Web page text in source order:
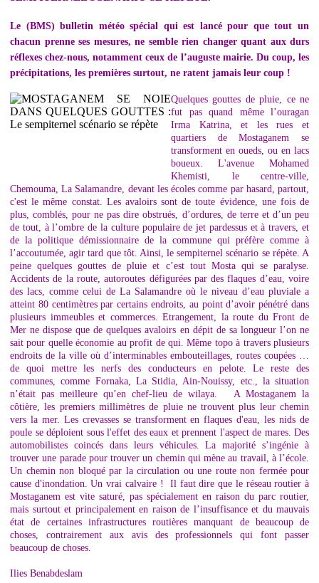
Le (BMS) bulletin météo spécial qui est lancé pour que tout un
chacun prenne ses mesures, ne semble rien changer quant aux durs
réflexes chez-nous, notamment ceux de l’auguste mairie. Du coup, les
précipitations, les premières surtout, ne ratent jamais leur coup !
Quelques gouttes de pluie, ce ne
fut pas quand même l’ouragan
Irma Katrina, et les rues et
quartiers de Mostaganem se
transforment en oueds, ou en lacs
boueux. L'avenue Mohamed
Khemisti, le centre-ville,
Chemouma, La Salamandre, devant les écoles comme par hasard, partout,
c'est le même constat. Les avaloirs sont de toute évidence, une fois de
plus, comblés, pour ne pas dire obstrués, d’ordures, de terre et d’un peu
de tout, à l’ombre de la culture populaire de jet pardessus et à travers, et
de la politique démissionnaire de la commune qui préfère comme à
l’accoutumée, agir tard que tôt. Ainsi, le sempiternel scénario se répète. A
peine quelques gouttes de pluie et c’est tout Mosta qui se paralyse.
Accidents de la route, autoroutes défigurées par des flaques d’eau, voire
des lacs, comme celui de La Salamandre où le niveau d’eau pluviale a
atteint 80 centimètres par certains endroits, au point d’avoir pénétré dans
plusieurs immeubles et commerces. Etrangement, la route du Front de
Mer ne dispose que de quelques avaloirs en dépit de sa longueur l’on ne
sait pour quelle économie au profit de qui. Même topo à travers plusieurs
endroits de la ville où d’interminables embouteillages, routes coupées …
de quoi mettre les nerfs des conducteurs en pelote. Le reste des
communes, comme Fornaka, La Stidia, Ain-Nouissy, etc., la situation
n’était pas meilleure qu’en chef-lieu de wilaya. A Mostaganem la
côtière, les premiers millimètres de pluie ne trouvent plus leur chemin
vers la mer. Les crevasses se transforment en flaques d'eau, les nids de
poule se déploient sous l'effet des eaux et prennent l'aspect de mares. Des
automobilistes coincés dans leurs véhicules. La majorité s’ingénie à
trouver une parade pour trouver un chemin qui mène au travail, à l’école.
Un chemin non bloqué par la circulation ou une route non fermée pour
cause d'inondation. Un vrai calvaire ! Il faut dire que le réseau routier à
Mostaganem est vite saturé, pas spécialement en raison du parc routier,
mais surtout et principalement en raison de l’insuffisance et du mauvais
état de certaines infrastructures routières manquant de beaucoup de
choses, contrairement aux avis des professionnels qui font passer
beaucoup de choses.
Ilies Benabdeslam